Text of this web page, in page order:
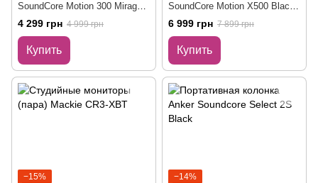
SoundCore Motion 300 Mirage
Black (A3135011)
4 299 грн 4 999 грн
Купить
SoundCore Motion X500 Black
Deluxe (A3131011)
6 999 грн 7 899 грн
Купить
−15%
−14%